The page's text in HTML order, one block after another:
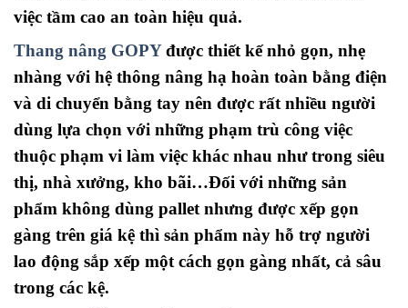
việc tầm cao an toàn hiệu quả.
Thang nâng GOPYđược thiết kế nhỏ gọn, nhẹ
nhàng với hệ thông nâng hạ hoàn toàn bằng điện
và di chuyển bằng tay nên được rất nhiều người
dùng lựa chọn với những phạm trù công việc
thuộc phạm vi làm việc khác nhau như trong siêu
thị, nhà xưởng, kho bãi…Đối với những sản
phẩm không dùng pallet nhưng được xếp gọn
gàng trên giá kệ thì sản phẩm này hỗ trợ người
lao động sắp xếp một cách gọn gàng nhất, cả sâu
trong các kệ.